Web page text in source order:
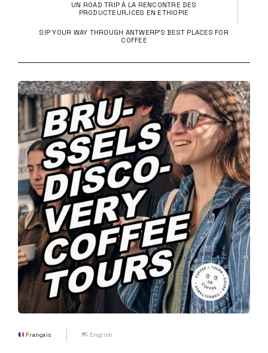
UN ROAD TRIP À LA RENCONTRE DES
PRODUCTEUR.ICES EN ETHIOPIE
SIP YOUR WAY THROUGH ANTWERP'S BEST PLACES FOR
COFFEE
Français English